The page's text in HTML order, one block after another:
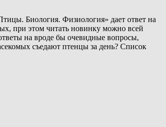
Биология. Физиология» дает ответ на
при этом читать новинку можно всей
на вроде бы очевидные вопросы,
съедают птенцы за день? Список